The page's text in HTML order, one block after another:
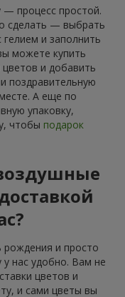
— процесс простой.
сделать — выбрать
и заполнить
можете купить
и добавить
поздравительную
А еще по
упаковку,
чтобы подарок
рождения и просто
у нас удобно. Вам не
цветов и
и сами цветы вы